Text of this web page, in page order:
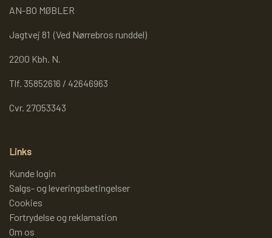
REOLSÆT
AN-BO MØBLER
Jagtvej 81 (Ved Nørrebros runddel)
2200 Kbh. N.
Tlf. 35852616 / 42646963
Cvr. 27053343
Links
Kunde login
Salgs- og leveringsbetingelser
Cookies
Fortrydelse og reklamation
Om os